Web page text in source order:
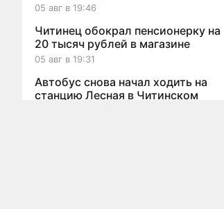
05 авг в 19:46
Читинец обокрал пенсионерку на
20 тысяч рублей в магазине
05 авг в 19:31
Автобус снова начал ходить на
станцию Лесная в Читинском